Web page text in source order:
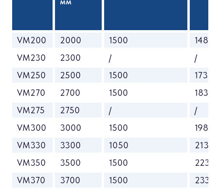
VM200 2000 1500
1485
VM230
2300 /
/
VM250
2500 1500
1735
VM270
2700 1500
1835
VM275
2750 /
/
VM300
3000 1500
1985
VM330
3300 1050
2135
VM350
3500 1500
2235
VM370
3700 1500
2335